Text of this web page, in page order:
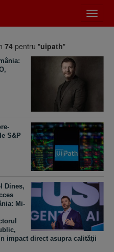
meniu
74 pentru "uipath"
S&P
Dines,
Mi-
impact direct asupra calităţii